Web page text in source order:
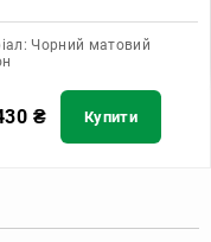
Чорний матовий
₴ Купити